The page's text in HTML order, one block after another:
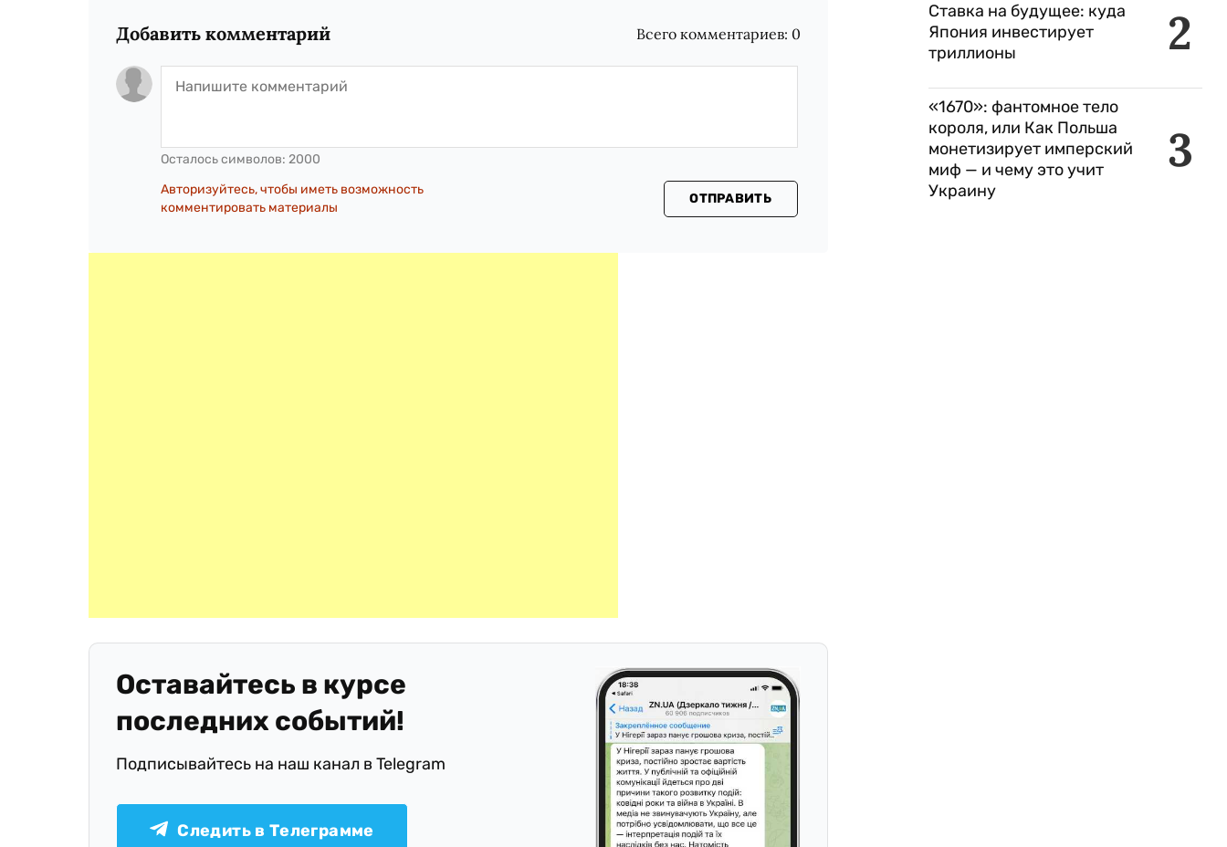
Добавить комментарий Всего комментариев: 0
Осталось символов: 2000
Авторизуйтесь, чтобы иметь возможность
комментировать материалы
ОТПРАВИТЬ
Оставайтесь в курсе
последних событий!
Подписывайтесь на наш канал в Telegram
Следить в Телеграмме
2
Ставка на будущее: куда
Япония инвестирует
триллионы
3
«1670»: фантомное тело
короля, или Как Польша
монетизирует имперский
миф — и чему это учит
Украину